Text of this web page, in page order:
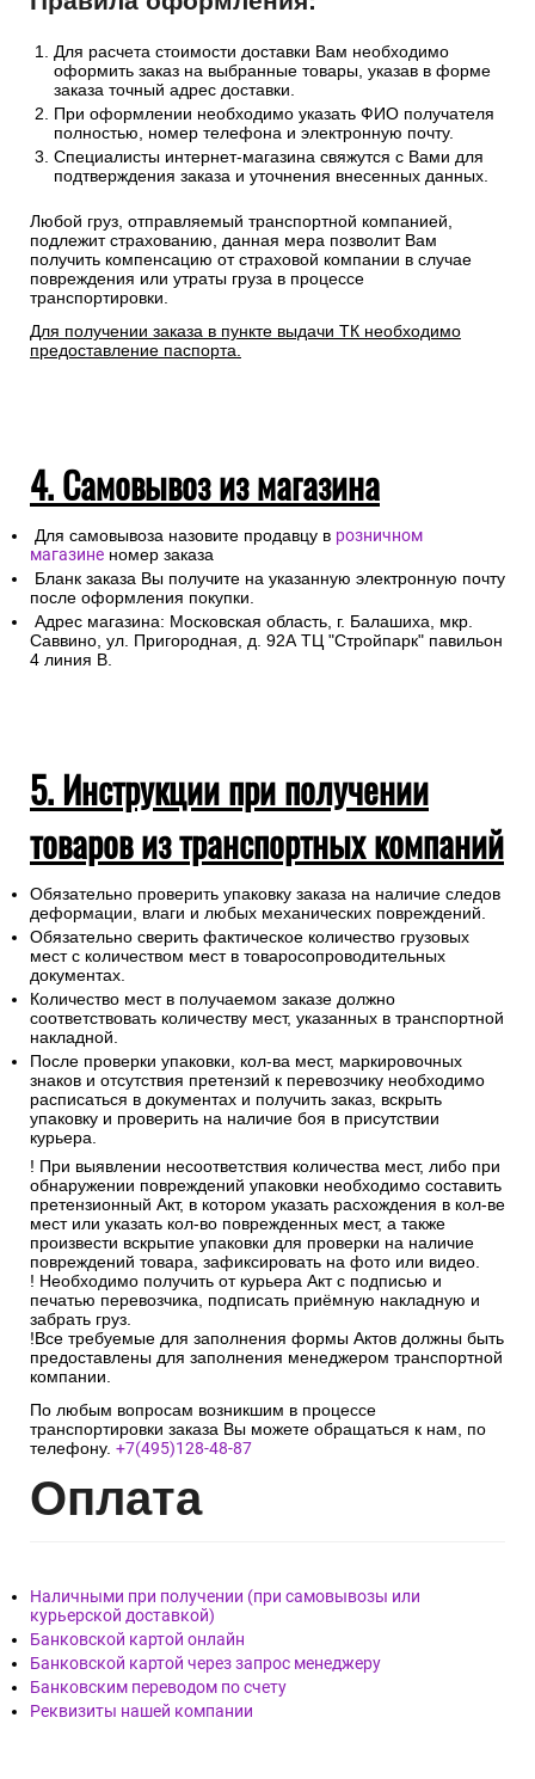
Для расчета стоимости доставки Вам необходимо
оформить заказ на выбранные товары, указав в форме
заказа точный адрес доставки.
При оформлении необходимо указать ФИО получателя
полностью, номер телефона и электронную почту.
Специалисты интернет-магазина свяжутся с Вами для
подтверждения заказа и уточнения внесенных данных.
Любой груз, отправляемый транспортной компанией,
подлежит страхованию, данная мера позволит Вам
получить компенсацию от страховой компании в случае
повреждения или утраты груза в процессе
транспортировки.
Для получении заказа в пункте выдачи ТК необходимо
предоставление паспорта.
4. Самовывоз из магазина
Для самовывоза назовите продавцу в розничном
магазине номер заказа
Бланк заказа Вы получите на указанную электронную почту
после оформления покупки.
Адрес магазина: Московская область, г. Балашиха, мкр.
Саввино, ул. Пригородная, д. 92А ТЦ "Стройпарк" павильон
4 линия В.
5. Инструкции при получении
товаров из транспортных компаний
Обязательно проверить упаковку заказа на наличие следов
деформации, влаги и любых механических повреждений.
Обязательно сверить фактическое количество грузовых
мест с количеством мест в товаросопроводительных
документах.
Количество мест в получаемом заказе должно
соответствовать количеству мест, указанных в транспортной
накладной.
После проверки упаковки, кол-ва мест, маркировочных
знаков и отсутствия претензий к перевозчику необходимо
расписаться в документах и получить заказ, вскрыть
упаковку и проверить на наличие боя в присутствии
курьера.
! При выявлении несоответствия количества мест, либо при
обнаружении повреждений упаковки необходимо составить
претензионный Акт, в котором указать расхождения в кол-ве
мест или указать кол-во поврежденных мест, а также
произвести вскрытие упаковки для проверки на наличие
повреждений товара, зафиксировать на фото или видео.
! Необходимо получить от курьера Акт с подписью и
печатью перевозчика, подписать приёмную накладную и
забрать груз.
!Все требуемые для заполнения формы Актов должны быть
предоставлены для заполнения менеджером транспортной
компании.
По любым вопросам возникшим в процессе
транспортировки заказа Вы можете обращаться к нам, по
телефону. +7(495)128-48-87
Оплата
Наличными при получении (при самовывозы или
курьерской доставкой)
Банковской картой онлайн
Банковской картой через запрос менеджеру
Банковским переводом по счету
Реквизиты нашей компании